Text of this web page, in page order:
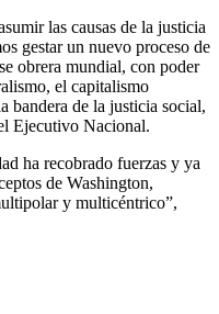
las causas de la justicia
gestar un nuevo proceso de
obrera mundial, con poder
el capitalismo
bandera de la justicia social,
Ejecutivo Nacional.
ha recobrado fuerzas y ya
de Washington,
y multicéntrico”,